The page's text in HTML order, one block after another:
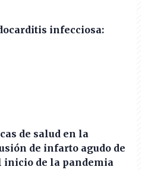
infecciosa:
de salud en la
de infarto agudo de
inicio de la pandemia